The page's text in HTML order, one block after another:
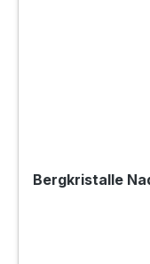
Bergkristalle